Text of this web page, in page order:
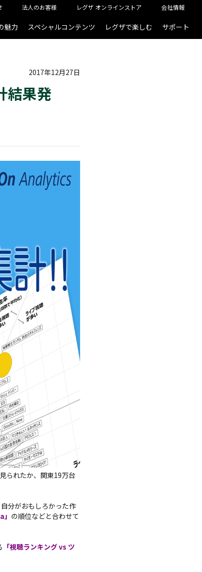
法人のお客様 レグザ オンラインストア 会社情報
魅力 スペシャルコンテンツ レグザで楽しむ サポート
2017年12月27日
結果発
られたか、関東19万台
分がおもしろかった作
の順位などと合わせて
「視聴ランキング vs ツ